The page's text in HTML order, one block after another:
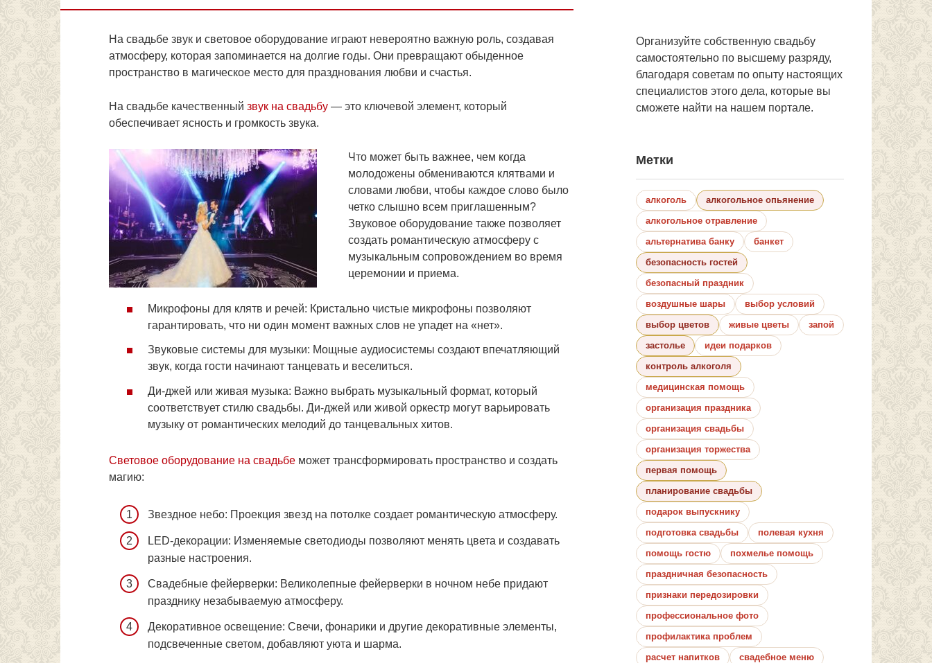
На свадьбе звук и световое оборудование играют невероятно важную роль, создавая
атмосферу, которая запоминается на долгие годы. Они превращают обыденное
пространство в магическое место для празднования любви и счастья.
На свадьбе качественный звук на свадьбу — это ключевой элемент, который
обеспечивает ясность и громкость звука.
Что может быть важнее, чем когда
молодожены обмениваются клятвами и
словами любви, чтобы каждое слово было
четко слышно всем приглашенным?
Звуковое оборудование также позволяет
создать романтическую атмосферу с
музыкальным сопровождением во время
церемонии и приема.
Микрофоны для клятв и речей: Кристально чистые микрофоны позволяют
гарантировать, что ни один момент важных слов не упадет на «нет».
Звуковые системы для музыки: Мощные аудиосистемы создают впечатляющий
звук, когда гости начинают танцевать и веселиться.
Ди-джей или живая музыка: Важно выбрать музыкальный формат, который
соответствует стилю свадьбы. Ди-джей или живой оркестр могут варьировать
музыку от романтических мелодий до танцевальных хитов.
Световое оборудование на свадьбе может трансформировать пространство и создать
магию:
Звездное небо: Проекция звезд на потолке создает романтическую атмосферу.
LED-декорации: Изменяемые светодиоды позволяют менять цвета и создавать
разные настроения.
Свадебные фейерверки: Великолепные фейерверки в ночном небе придают
празднику незабываемую атмосферу.
Декоративное освещение: Свечи, фонарики и другие декоративные элементы,
подсвеченные светом, добавляют уюта и шарма.
Организуйте собственную свадьбу
самостоятельно по высшему разряду,
благодаря советам по опыту настоящих
специалистов этого дела, которые вы
сможете найти на нашем портале.
Метки
алкоголь
алкогольное опьянение
алкогольное отравление
альтернатива банку
банкет
безопасность гостей
безопасный праздник
воздушные шары
выбор условий
выбор цветов
живые цветы
запой
застолье
идеи подарков
контроль алкоголя
медицинская помощь
организация праздника
организация свадьбы
организация торжества
первая помощь
планирование свадьбы
подарок выпускнику
подготовка свадьбы
полевая кухня
помощь гостю
похмелье помощь
праздничная безопасность
признаки передозировки
профессиональное фото
профилактика проблем
расчет напитков
свадебное меню